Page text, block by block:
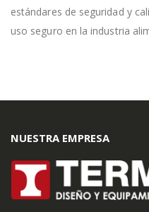
estándares de seguridad y
uso seguro en la industria
NUESTRA EMPRESA